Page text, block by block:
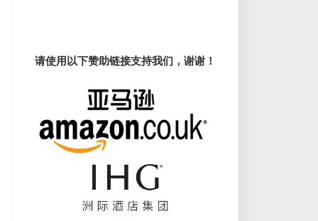
请使用以下赞助链接支持我们，谢谢！